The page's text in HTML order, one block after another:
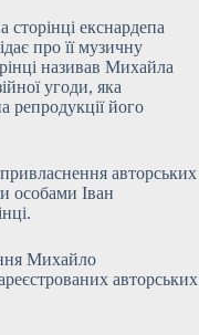
екснардепа
про її музичну
називав Михайла
угоди, яка
репродукції його
авторських
особами Іван
Михайло
авторських